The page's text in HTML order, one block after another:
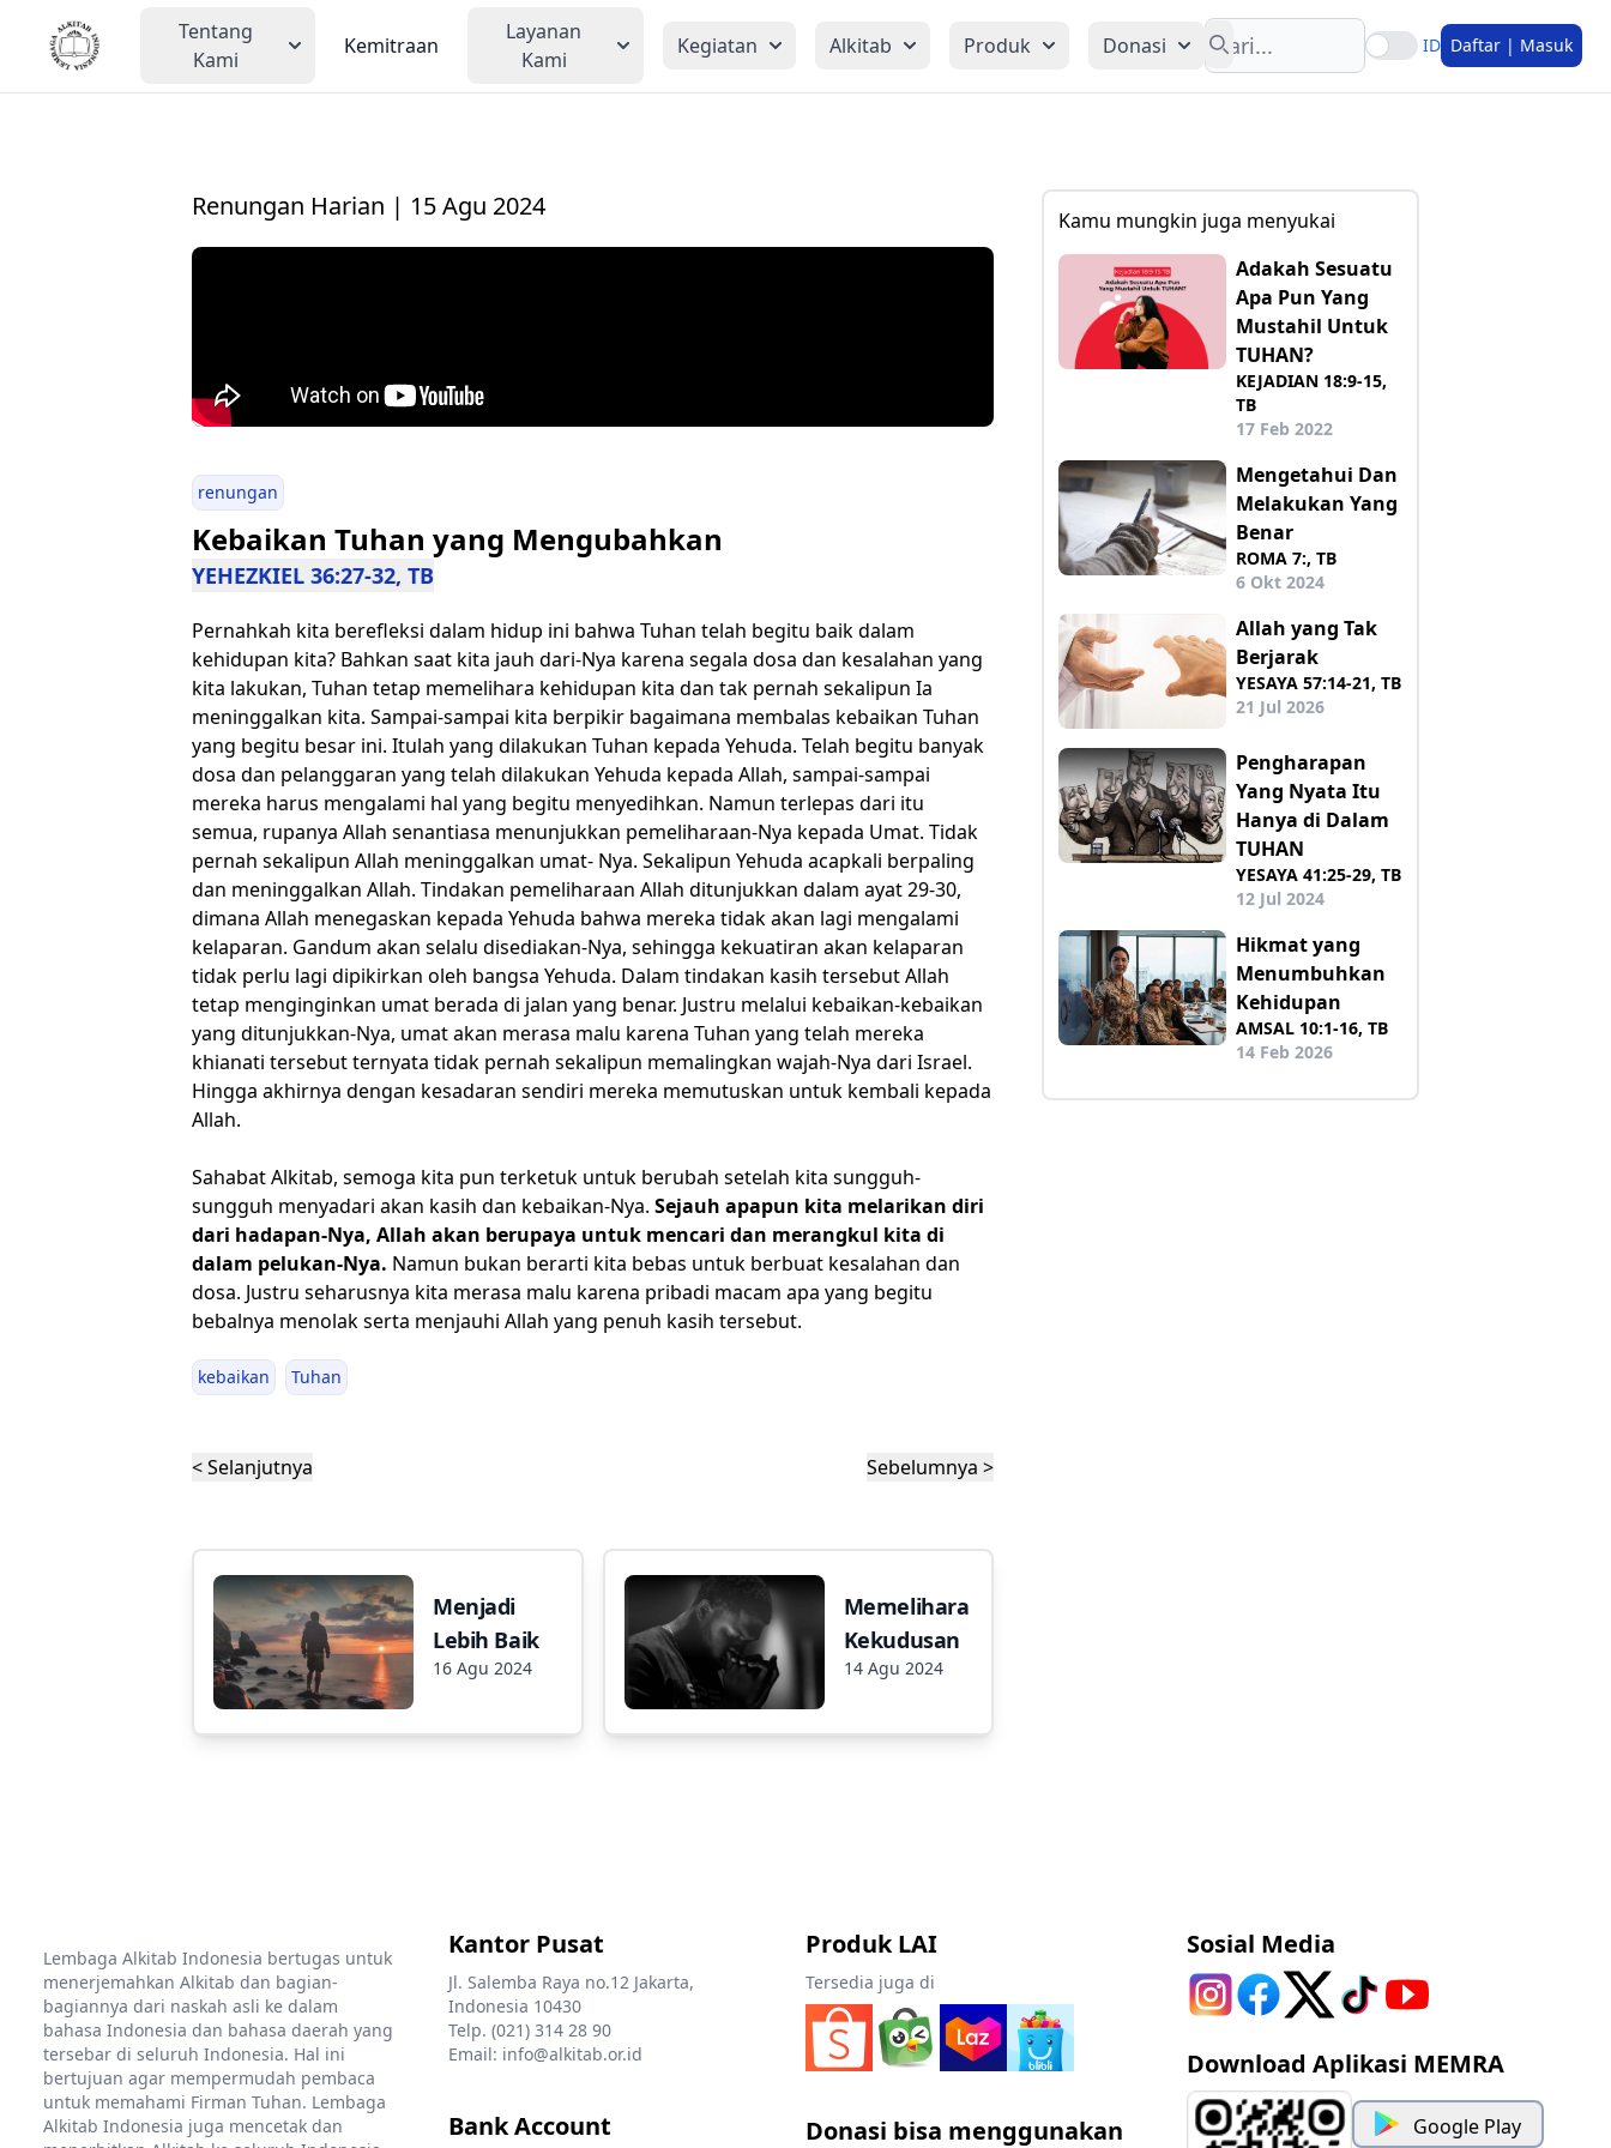
Tentang
Kami
Kemitraan
Layanan
Kami
Kegiatan Alkitab Produk Donasi
Search
ID Daftar | Masuk
Renungan Harian | 15 Agu 2024
renungan
Kebaikan Tuhan yang Mengubahkan
YEHEZKIEL 36:27-32, TB
Pernahkah kita berefleksi dalam hidup ini bahwa Tuhan telah begitu baik dalam
kehidupan kita? Bahkan saat kita jauh dari-Nya karena segala dosa dan kesalahan yang
kita lakukan, Tuhan tetap memelihara kehidupan kita dan tak pernah sekalipun Ia
meninggalkan kita. Sampai-sampai kita berpikir bagaimana membalas kebaikan Tuhan
yang begitu besar ini. Itulah yang dilakukan Tuhan kepada Yehuda. Telah begitu banyak
dosa dan pelanggaran yang telah dilakukan Yehuda kepada Allah, sampai-sampai
mereka harus mengalami hal yang begitu menyedihkan. Namun terlepas dari itu
semua, rupanya Allah senantiasa menunjukkan pemeliharaan-Nya kepada Umat. Tidak
pernah sekalipun Allah meninggalkan umat- Nya. Sekalipun Yehuda acapkali berpaling
dan meninggalkan Allah. Tindakan pemeliharaan Allah ditunjukkan dalam ayat 29-30,
dimana Allah menegaskan kepada Yehuda bahwa mereka tidak akan lagi mengalami
kelaparan. Gandum akan selalu disediakan-Nya, sehingga kekuatiran akan kelaparan
tidak perlu lagi dipikirkan oleh bangsa Yehuda. Dalam tindakan kasih tersebut Allah
tetap menginginkan umat berada di jalan yang benar. Justru melalui kebaikan-kebaikan
yang ditunjukkan-Nya, umat akan merasa malu karena Tuhan yang telah mereka
khianati tersebut ternyata tidak pernah sekalipun memalingkan wajah-Nya dari Israel.
Hingga akhirnya dengan kesadaran sendiri mereka memutuskan untuk kembali kepada
Allah.
Sahabat Alkitab, semoga kita pun terketuk untuk berubah setelah kita sungguh-
sungguh menyadari akan kasih dan kebaikan-Nya. Sejauh apapun kita melarikan diri
dari hadapan-Nya, Allah akan berupaya untuk mencari dan merangkul kita di
dalam pelukan-Nya. Namun bukan berarti kita bebas untuk berbuat kesalahan dan
dosa. Justru seharusnya kita merasa malu karena pribadi macam apa yang begitu
bebalnya menolak serta menjauhi Allah yang penuh kasih tersebut.
kebaikan Tuhan
< Selanjutnya Sebelumnya >
Menjadi
Lebih Baik
16 Agu 2024
Memelihara
Kekudusan
14 Agu 2024
Kamu mungkin juga menyukai
Adakah Sesuatu
Apa Pun Yang
Mustahil Untuk
TUHAN?
KEJADIAN 18:9-15,
TB
17 Feb 2022
Mengetahui Dan
Melakukan Yang
Benar
ROMA 7:, TB
6 Okt 2024
Allah yang Tak
Berjarak
YESAYA 57:14-21, TB
21 Jul 2026
Pengharapan
Yang Nyata Itu
Hanya di Dalam
TUHAN
YESAYA 41:25-29, TB
12 Jul 2024
Hikmat yang
Menumbuhkan
Kehidupan
AMSAL 10:1-16, TB
14 Feb 2026
Lembaga Alkitab Indonesia bertugas untuk
menerjemahkan Alkitab dan bagian-
bagiannya dari naskah asli ke dalam
bahasa Indonesia dan bahasa daerah yang
tersebar di seluruh Indonesia. Hal ini
bertujuan agar mempermudah pembaca
untuk memahami Firman Tuhan. Lembaga
Alkitab Indonesia juga mencetak dan
Kantor Pusat
Jl. Salemba Raya no.12 Jakarta,
Indonesia 10430
Telp. (021) 314 28 90
Email: info@alkitab.or.id
Bank Account
Produk LAI
Tersedia juga di
Donasi bisa menggunakan
Sosial Media
Download Aplikasi MEMRA
Google Play